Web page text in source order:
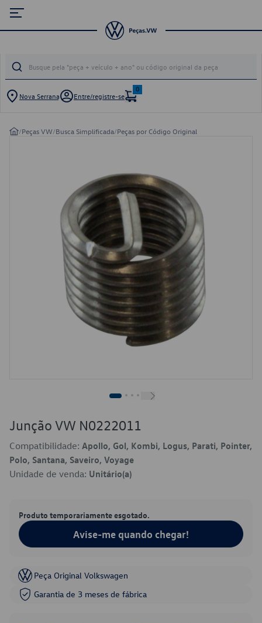
Nova Serrana Entre/registre-se
0
/Peças VW/Busca Simplificada/Peças por Código Original
Junção VW N0222011
Compatibilidade: Apollo, Gol, Kombi, Logus, Parati, Pointer,
Polo, Santana, Saveiro, Voyage
Unidade de venda: Unitário(a)
Produto temporariamente esgotado.
Avise-me quando chegar!
Peça Original Volkswagen
Garantia de 3 meses de fábrica